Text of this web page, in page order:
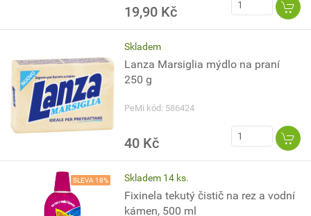
19,90 Kč
Skladem
Lanza Marsiglia mýdlo na praní
250 g
PeMi kód: 586424
40 Kč
SLEVA 18% Skladem 14 ks.
Fixinela tekutý čistič na rez a vodní
kámen, 500 ml